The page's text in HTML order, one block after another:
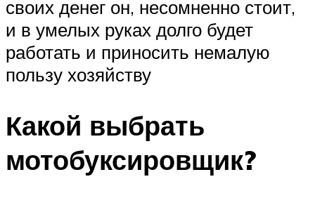
своих денег он, несомненно стоит,
и в умелых руках долго будет
работать и приносить немалую
пользу хозяйству
Какой выбрать
мотобуксировщик?